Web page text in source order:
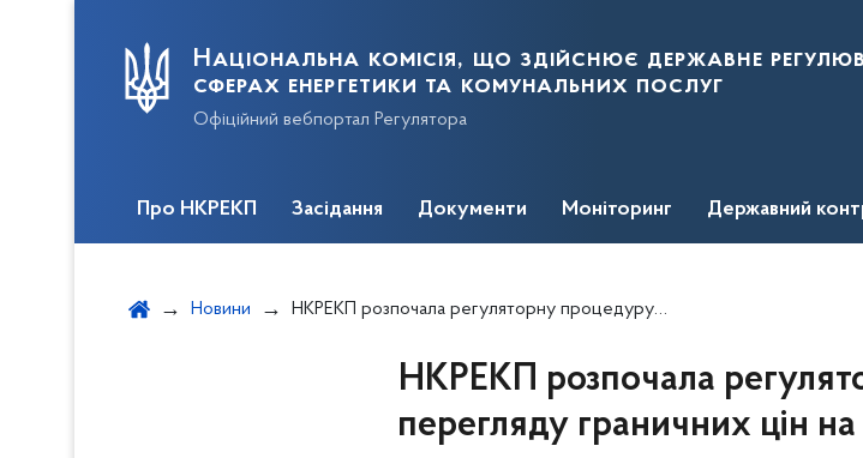
Національна комісія, що здійснює державне
сферах енергетики та комунальних послуг
Офіційний вебпортал Регулятора
Про НКРЕКП Засідання Документи Моніторинг Державний
Новини НКРЕКП розпочала регуляторну процедуру щодо перегляду граничних цін на ринку електроенергії
НКРЕКП розпочала
перегляду граничних цін